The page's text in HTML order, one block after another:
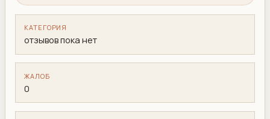
КАТЕГОРИЯ
отзывов пока нет
ЖАЛОБ
0